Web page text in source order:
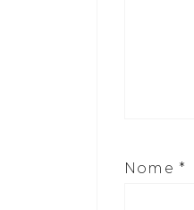
Nome *